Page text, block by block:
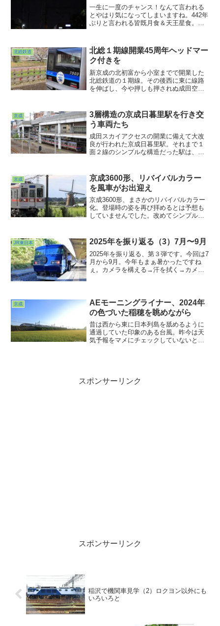
一生に一度のチャンス！なんて言われる
とやはり気になってしまいますね。442年
ぶりと言われる皆既月食＆天王星食。さ
だくことができました。通勤カバンにな
ぜか入っていたEOS Rでチャチャっと。
とりあえず雰囲気を味あわせていただき
ました。
北総鉄道
北総１期線開業45周年ヘッドマー
ク付きを
新京成の北初富から小室までで開業した
北総鉄道の１期線。その後西に東に線路
を伸ばし、今や押しも押されぬ成田空港
共に走っていたこの区間。撮ってなかっ
たかなぁ・・・。あぁまた過去写真発掘
の宿題が増えてしまいました。今と比べ
たら興味深いでしょうね。
京成
3層構造の京成日暮里駅を行き交
う車両たち
成田スカイアクセスの開業に備えて大改
良が行われた京成日暮里駅。それまで１
面２線のシンプルな構造だった駅は、３
ーム。２層はコンコース。３層はスカイ
ライナー専用ホームと一般列車用ホーム
の２つのホーム。
京成
京成3600形、リバイバルカラー
を風車がお出迎え
京成3600形、まさかのリバイバルカラー
化。登場時の姿を再び拝めるとは予想も
していませんでした。改めてシンプルな
の高校時代を少し思い出すきっかけとな
った今回のリバイバルカラー化でした。
JR東日本 2025年を振り返る（3）7月〜9月
2025年を振り返る、第３弾です。今回は7
月から9月。今年もまぁ暑かったですね
ぇ。カメラを構える→汗を拭く→カメラ
りと回っておりました。
京成
AEモーニングライナー、2024年
の色づいた稲穂を眺めながら
昔は西から東に日本列島を舐めるように
通過していた印象のある台風。昨今は天
気予報をマメにチェックしていないとど
が・・・。
スポンサーリンク
スポンサーリンク
稲沢で機関車見学（2）ロクヨン以外にも
いろいろと